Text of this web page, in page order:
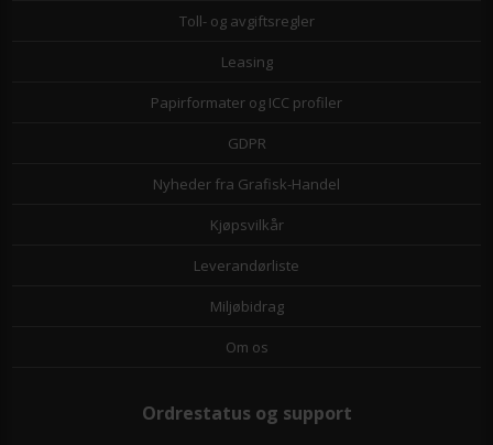
Toll- og avgiftsregler
Leasing
Papirformater og ICC profiler
GDPR
Nyheder fra Grafisk-Handel
Kjøpsvilkår
Leverandørliste
Miljøbidrag
Om os
Ordrestatus og support